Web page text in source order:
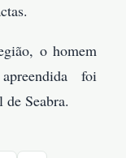
o homem
foi
Seabra.